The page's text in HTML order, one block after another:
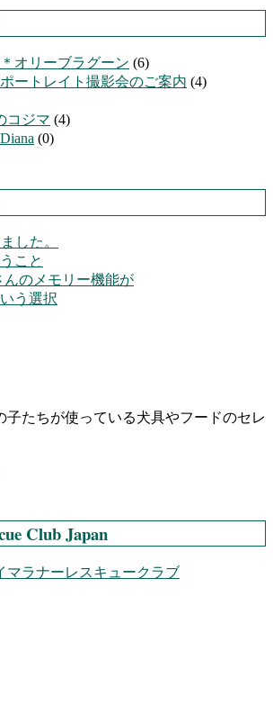
オリーブラグーン (6)
ートレイト撮影会のご案内 (4)
コジマ (4)
(0)
した。
こと
んのメモリー機能が
う選択
子たちが使っている犬具やフードのセレ
Club Japan